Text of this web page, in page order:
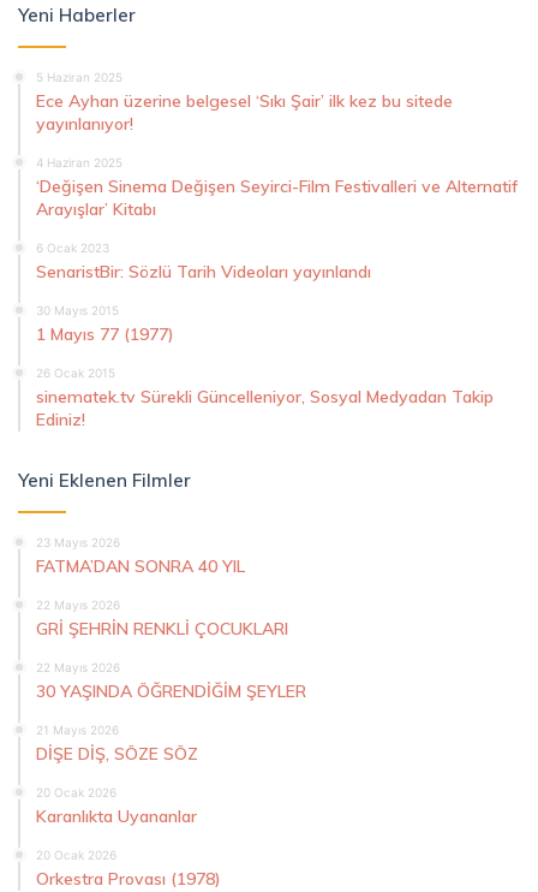
Yeni Haberler
5 Haziran 2025
Ece Ayhan üzerine belgesel ‘Sıkı Şair’ ilk kez bu sitede
yayınlanıyor!
4 Haziran 2025
‘Değişen Sinema Değişen Seyirci-Film Festivalleri ve Alternatif
Arayışlar’ Kitabı
6 Ocak 2023
SenaristBir: Sözlü Tarih Videoları yayınlandı
30 Mayıs 2015
1 Mayıs 77 (1977)
26 Ocak 2015
sinematek.tv Sürekli Güncelleniyor, Sosyal Medyadan Takip
Ediniz!
Yeni Eklenen Filmler
23 Mayıs 2026
FATMA’DAN SONRA 40 YIL
22 Mayıs 2026
GRİ ŞEHRİN RENKLİ ÇOCUKLARI
22 Mayıs 2026
30 YAŞINDA ÖĞRENDİĞİM ŞEYLER
21 Mayıs 2026
DİŞE DİŞ, SÖZE SÖZ
20 Ocak 2026
Karanlıkta Uyananlar
20 Ocak 2026
Orkestra Provası (1978)